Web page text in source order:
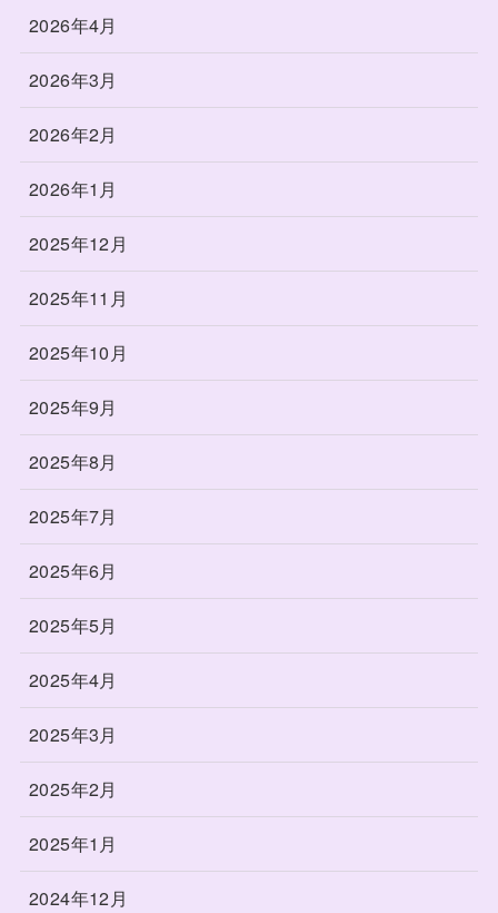
2026年4月
2026年3月
2026年2月
2026年1月
2025年12月
2025年11月
2025年10月
2025年9月
2025年8月
2025年7月
2025年6月
2025年5月
2025年4月
2025年3月
2025年2月
2025年1月
2024年12月